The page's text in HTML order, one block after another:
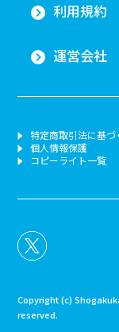
利用規約
運営会社
特定商取引法に基づ
個人情報保護
コピーライト一覧
Copyright (c)
reserved.